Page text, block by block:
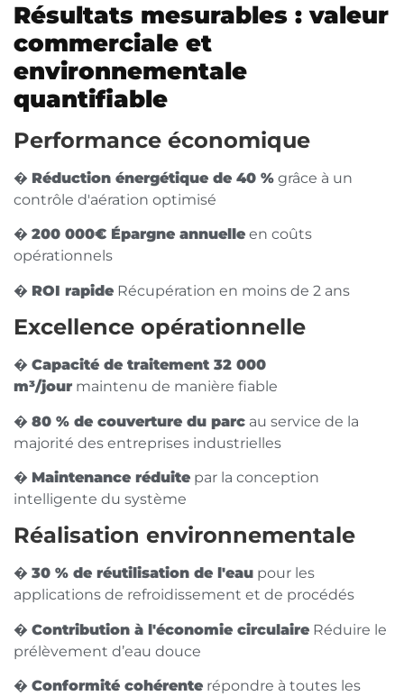
Résultats mesurables : valeur
commerciale et
environnementale
quantifiable
Performance économique
� Réduction énergétique de 40 % grâce à un
contrôle d'aération optimisé
� 200 000€ Épargne annuelle en coûts
opérationnels
� ROI rapide Récupération en moins de 2 ans
Excellence opérationnelle
� Capacité de traitement 32 000
m³/jour maintenu de manière fiable
� 80 % de couverture du parc au service de la
majorité des entreprises industrielles
� Maintenance réduite par la conception
intelligente du système
Réalisation environnementale
� 30 % de réutilisation de l'eau pour les
applications de refroidissement et de procédés
� Contribution à l'économie circulaire Réduire le
prélèvement d’eau douce
� Conformité cohérente répondre à toutes les